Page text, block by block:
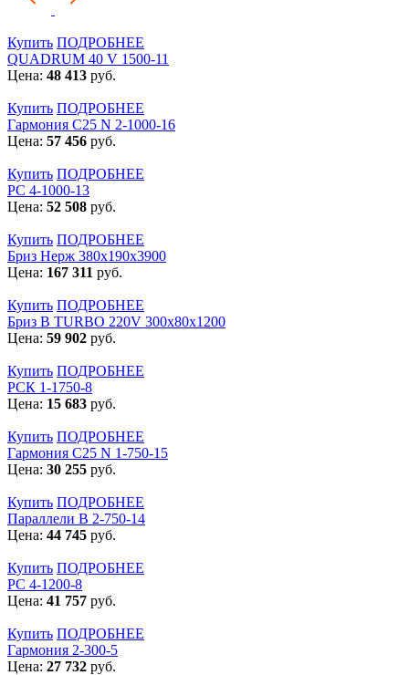
Купить ПОДРОБНЕЕ
QUADRUM 40 V 1500-11
Цена: 48 413 руб.
Купить ПОДРОБНЕЕ
Гармония С25 N 2-1000-16
Цена: 57 456 руб.
Купить ПОДРОБНЕЕ
РС 4-1000-13
Цена: 52 508 руб.
Купить ПОДРОБНЕЕ
Бриз Нерж 380х190х3900
Цена: 167 311 руб.
Купить ПОДРОБНЕЕ
Бриз В TURBO 220V 300х80х1200
Цена: 59 902 руб.
Купить ПОДРОБНЕЕ
РСК 1-1750-8
Цена: 15 683 руб.
Купить ПОДРОБНЕЕ
Гармония С25 N 1-750-15
Цена: 30 255 руб.
Купить ПОДРОБНЕЕ
Параллели В 2-750-14
Цена: 44 745 руб.
Купить ПОДРОБНЕЕ
РС 4-1200-8
Цена: 41 757 руб.
Купить ПОДРОБНЕЕ
Гармония 2-300-5
Цена: 27 732 руб.